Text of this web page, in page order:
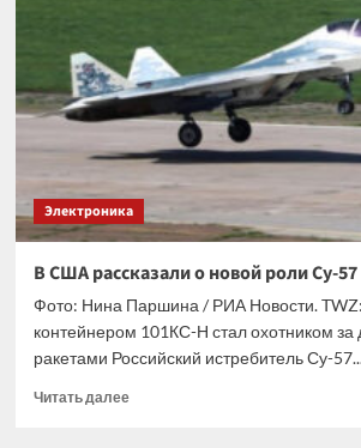
накопителем
от
китайской
компании
YMTC
Электроника
В США рассказали о новой роли Су-57
Фото: Нина Паршина / РИА Новости.
контейнером 101КС-Н стал охотником за
ракетами Российский истребитель Су-
Читать далееПрочитать